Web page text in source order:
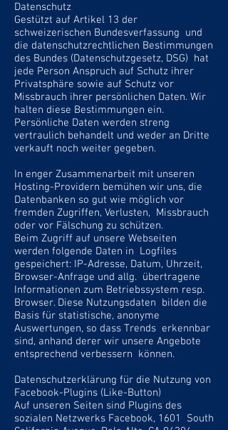
Datenschutz
Gestützt auf Artikel 13 der
schweizerischen Bundesverfassung und
die datenschutzrechtlichen Bestimmungen
des Bundes (Datenschutzgesetz, DSG) hat
jede Person Anspruch auf Schutz ihrer
Privatsphäre sowie auf Schutz vor
Missbrauch ihrer persönlichen Daten. Wir
halten diese Bestimmungen ein.
Persönliche Daten werden streng
vertraulich behandelt und weder an Dritte
verkauft noch weiter gegeben.
In enger Zusammenarbeit mit unseren
Hosting-Providern bemühen wir uns, die
Datenbanken so gut wie möglich vor
fremden Zugriffen, Verlusten, Missbrauch
oder vor Fälschung zu schützen.
Beim Zugriff auf unsere Webseiten
werden folgende Daten in Logfiles
gespeichert: IP-Adresse, Datum, Uhrzeit,
Browser-Anfrage und allg. übertragene
Informationen zum Betriebssystem resp.
Browser. Diese Nutzungsdaten bilden die
Basis für statistische, anonyme
Auswertungen, so dass Trends erkennbar
sind, anhand derer wir unsere Angebote
entsprechend verbessern können.
Datenschutzerklärung für die Nutzung von
Facebook-Plugins (Like-Button)
Auf unseren Seiten sind Plugins des
sozialen Netzwerks Facebook, 1601 South